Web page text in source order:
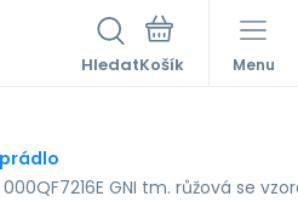
Hledat Menu
GNI tm. růžová se